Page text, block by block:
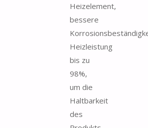
Heizelement,
bessere
Heizleistung
bis zu
98%,
um die
Haltbarkeit
des